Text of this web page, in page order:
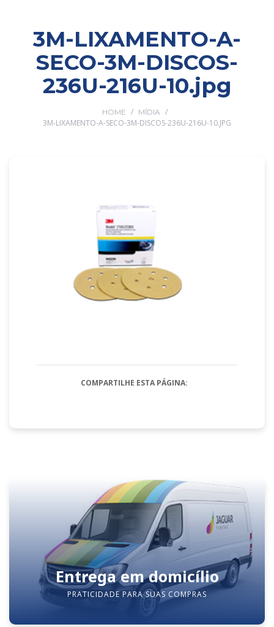
3M-LIXAMENTO-A-
SECO-3M-DISCOS-
236U-216U-10.jpg
HOME / MÍDIA /
3M-LIXAMENTO-A-SECO-3M-DISCOS-236U-216U-10.JPG
COMPARTILHE ESTA PÁGINA:
Entrega em domicílio
PRATICIDADE PARA SUAS COMPRAS